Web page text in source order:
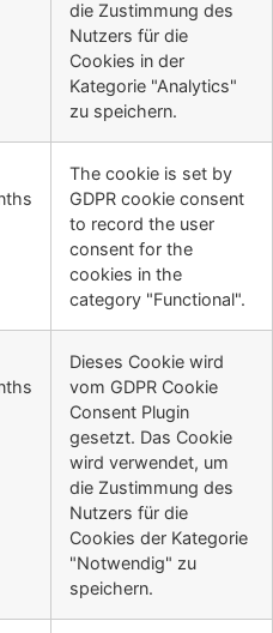
die Zustimmung des
Nutzers für die
Cookies in der
Kategorie "Analytics"
zu speichern.
The cookie is set by
GDPR cookie consent
to record the user
consent for the
cookies in the
category "Functional".
Dieses Cookie wird
vom GDPR Cookie
Consent Plugin
gesetzt. Das Cookie
wird verwendet, um
die Zustimmung des
Nutzers für die
Cookies der Kategorie
"Notwendig" zu
speichern.